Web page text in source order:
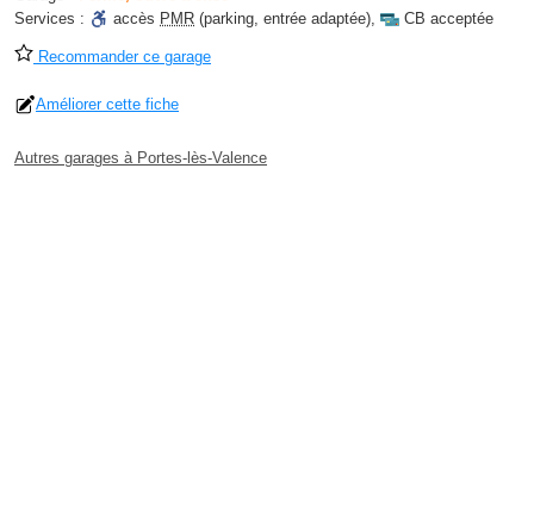
Services :
accès PMR (parking, entrée adaptée), CB acceptée
Recommander ce garage
Améliorer cette fiche
Autres garages à Portes-lès-Valence